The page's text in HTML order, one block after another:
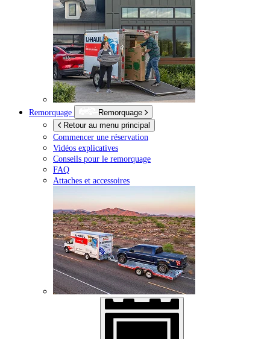
Remorquage
Remorquage
Retour au menu principal
Commencer une réservation
Vidéos explicatives
Conseils pour le remorquage
FAQ
Attaches et accessoires